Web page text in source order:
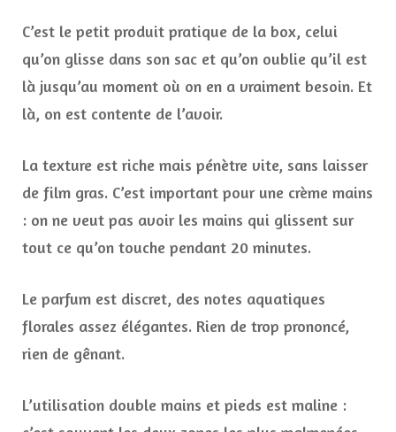
C’est le petit produit pratique de la box, celui
qu’on glisse dans son sac et qu’on oublie qu’il est
là jusqu’au moment où on en a vraiment besoin. Et
là, on est contente de l’avoir.
La texture est riche mais pénètre vite, sans laisser
de film gras. C’est important pour une crème mains
: on ne veut pas avoir les mains qui glissent sur
tout ce qu’on touche pendant 20 minutes.
Le parfum est discret, des notes aquatiques
florales assez élégantes. Rien de trop prononcé,
rien de gênant.
L’utilisation double mains et pieds est maline :